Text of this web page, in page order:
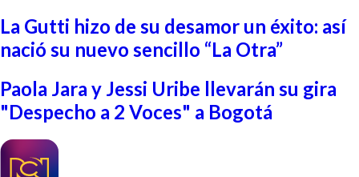
La Gutti hizo de su desamor un éxito: así
nació su nuevo sencillo “La Otra”
Paola Jara y Jessi Uribe llevarán su gira
"Despecho a 2 Voces" a Bogotá